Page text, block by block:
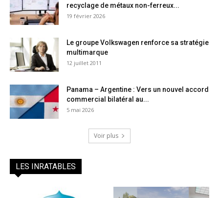
recyclage de métaux non-ferreux...
19 février 2026
Le groupe Volkswagen renforce sa stratégie
multimarque
12 juillet 2011
Panama – Argentine : Vers un nouvel accord
commercial bilatéral au...
5 mai 2026
Voir plus
LES INRATABLES